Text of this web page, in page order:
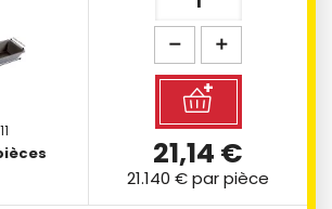
21,14 €
21.140 €par pièce